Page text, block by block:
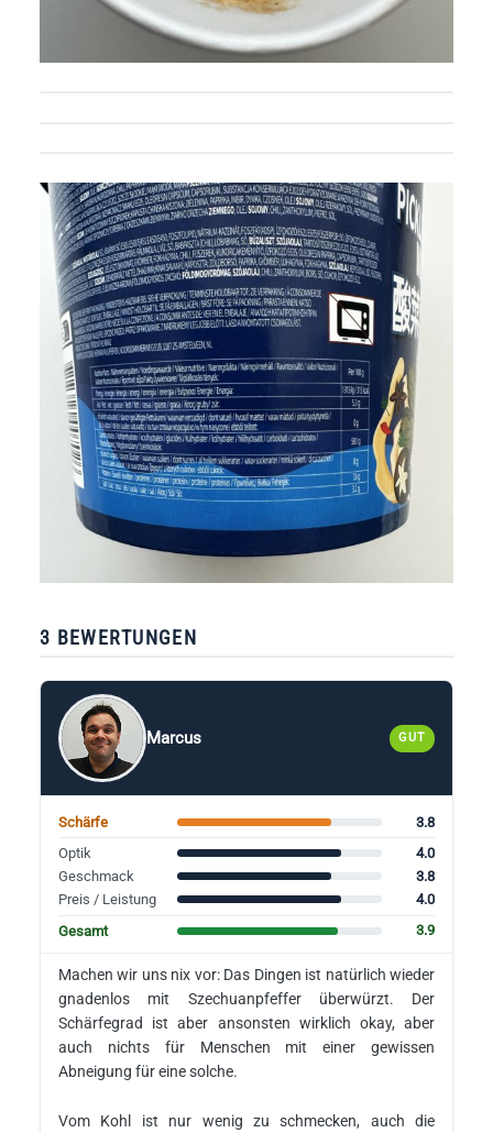
3 BEWERTUNGEN
Marcus GUT
Schärfe
3.8
Optik
4.0
Geschmack
3.8
Preis / Leistung
4.0
Gesamt
3.9
Machen wir uns nix vor: Das Dingen ist natürlich wieder
gnadenlos mit Szechuanpfeffer überwürzt. Der
Schärfegrad ist aber ansonsten wirklich okay, aber
auch nichts für Menschen mit einer gewissen
Abneigung für eine solche.
Vom Kohl ist nur wenig zu schmecken, auch die